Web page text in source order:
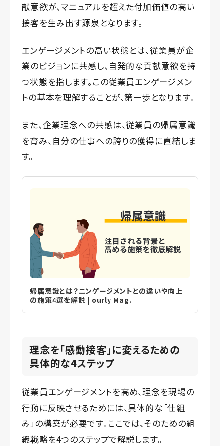
献意欲が、マニュアルを超えた付加価値の高い
接客を生み出す源泉となります。
エンゲージメントの高い状態とは、従業員が企
業のビジョンに共感し、自発的な貢献意欲を持
つ状態を指します。この従業員エンゲージメン
トの基本を理解することが、第一歩となります。
また、企業理念への共感は、従業員の帰属意識
を育み、自分の仕事への誇りの獲得に直結しま
す。
帰属意識とは？エンゲージメントとの違いや向上
の施策4選を解説 | ourly Mag.
理念を「感動接客」に変えるための
具体的な4ステップ
従業員エンゲージメントを高め、理念を現場の
行動に反映させるためには、具体的な「仕組
み」の構築が必要です。ここでは、そのための組
織戦略を4つのステップで解説します。